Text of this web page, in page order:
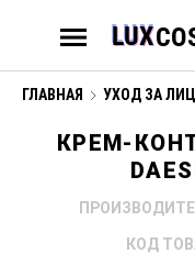
ГЛАВНАЯ УХОД ЗА
КРЕМ-
КОД